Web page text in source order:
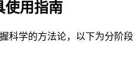
使用指南
科学的方法论，以下为分阶段